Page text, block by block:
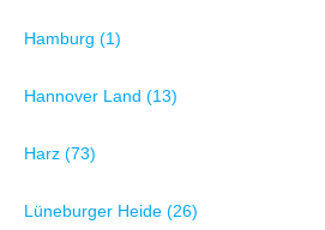
Hamburg (1)
Hannover Land (13)
Harz (73)
Lüneburger Heide (26)